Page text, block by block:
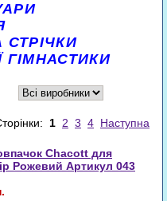
СТРІЧКИ
ГІМНАСТИКИ
1 2 3 4 Наступна
Chacott для
Рожевий Артикул 043